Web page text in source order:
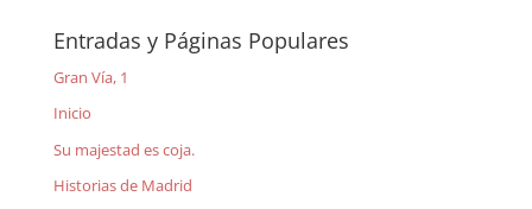
Entradas y Páginas Populares
Gran Vía, 1
Inicio
Su majestad es coja.
Historias de Madrid